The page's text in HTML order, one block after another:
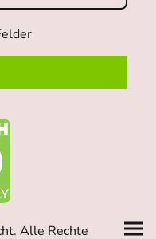
Alle Rechte